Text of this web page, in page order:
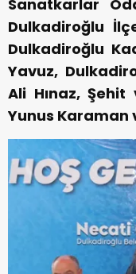
Sanatkarlar
Dulkadiroğlu
Dulkadiroğlu
Yavuz,
Ali Hınaz,
Yunus Karaman